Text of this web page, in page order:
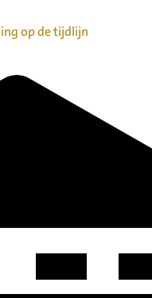
geordend op
op de tijdlijn